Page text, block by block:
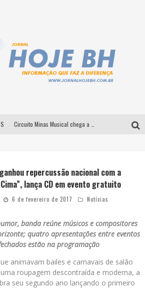
Milton Guedes traz turnê “Milton Canta Lulu” a Belo Horizonte
repercussão nacional com a
lança CD em evento gratuito
6 de fevereiro de 2017 Notícias
banda reúne músicos e compositores
quatro apresentações entre eventos
estão na programação
animavam bailes e carnavais de salão
roupagem descontraída e moderna, a
seu segundo ano lançando o primeiro